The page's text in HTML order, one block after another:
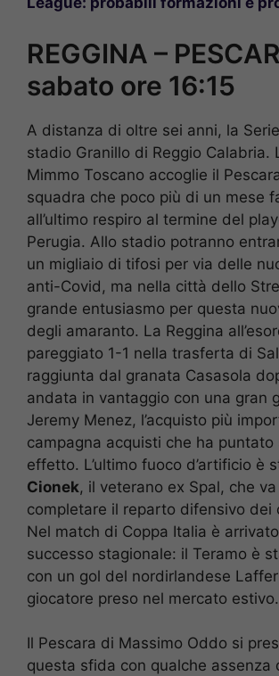
REGGINA –
sabato ore 16:15
A distanza di oltre sei anni, la
stadio Granillo di Reggio Calabria.
Mimmo Toscano accoglie il
squadra che poco più di un mese
all’ultimo respiro al termine del
Perugia. Allo stadio potranno
un migliaio di tifosi per via delle
anti-Covid, ma nella città dello
grande entusiasmo per questa
degli amaranto. La Reggina
pareggiato 1-1 nella trasferta di
raggiunta dal granata Casasola
andata in vantaggio con una gran
Jeremy Menez, l’acquisto più
campagna acquisti che ha puntato
effetto. L’ultimo fuoco d’artificio è
Cionek, il veterano ex Spal, che va
completare il reparto difensivo dei
Nel match di Coppa Italia è
successo stagionale: il Teramo è
con un gol del nordirlandese
giocatore preso nel mercato estivo.
Il Pescara di Massimo Oddo si
questa sfida con qualche assenza